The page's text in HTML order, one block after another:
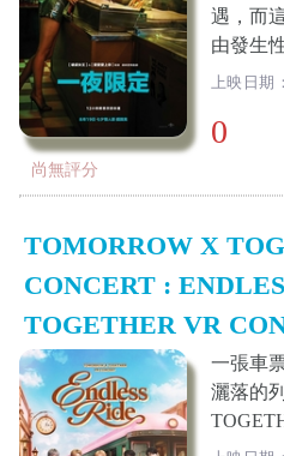
遇，而
由發生
上映日期
0
尚無評分
TOMORROW X
CONCERT :
TOGETHER VR
一張車
灑落的